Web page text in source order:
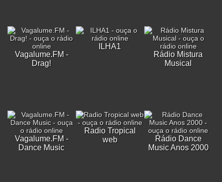
Vagalume.FM -
Drag!
ILHA1
Rádio Mistura
Musical
Vagalume.FM -
Dance Music
Radio Tropical
web
Rádio Dance
Music Anos 2000